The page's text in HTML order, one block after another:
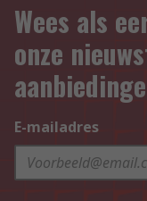
Wees als
onze
E-mailadres